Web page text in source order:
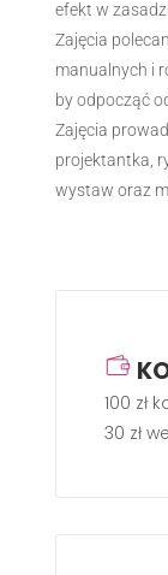
efekt w
Zajęcia
manualnych i
by odpocząć
Zajęcia
projektantka,
wystaw oraz
100 zł
30 zł